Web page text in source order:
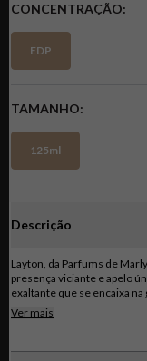
CONCENTRAÇÃO
EDP
TAMANHO
125ml
Descrição
Layton, da Parfums de
presença viciante e apelo
exaltante que se encaixa
apresenta os armários
refinamento cativante da
uma narrativa olfativa
Ver mais